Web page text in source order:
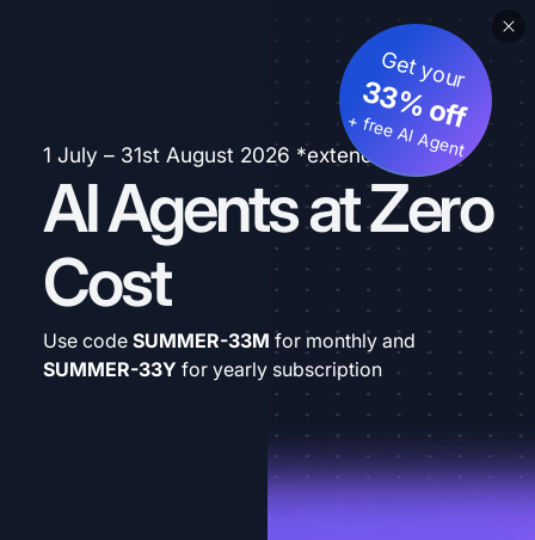
1 July – 31st August 2026 *extended
AI Agents at Zero
Cost
Get your
33% off
+ free AI Agent
Use code SUMMER-33M for monthly and
SUMMER-33Y for yearly subscription